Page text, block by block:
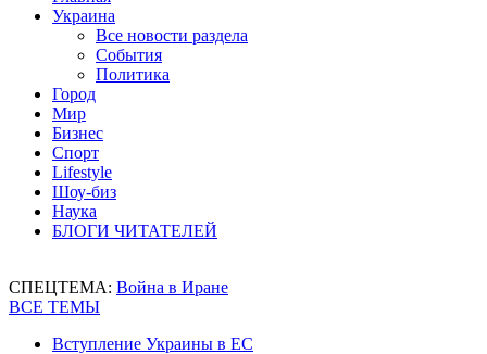
Украина
Все новости раздела
События
Политика
Город
Мир
Бизнес
Спорт
Lifestyle
Шоу-биз
Наука
БЛОГИ ЧИТАТЕЛЕЙ
СПЕЦТЕМА: Война в Иране
ВСЕ ТЕМЫ
Вступление Украины в ЕС